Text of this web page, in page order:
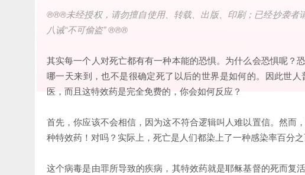
®®®未经授权，请勿擅自使用、转载、出版、印刷；已经抄袭者
八诫“不可偷盗” ®®®
其实每一个人对死亡都有有一种本能的恐惧。为什么会恐惧呢？
哪一天来到，也不是很确定死了以后的世界是如何的。因此世
医，而且这特效药是完全免费的，你会如何反应？
首先，你应该不会相信，因为这不符合逻辑叫人难以置信。然而
种特效药！对吗？实际上，死亡是人们都染上了一种感染率百分之
这个病毒是由罪所导致的疾病，其特效药就是耶稣基督的死而复